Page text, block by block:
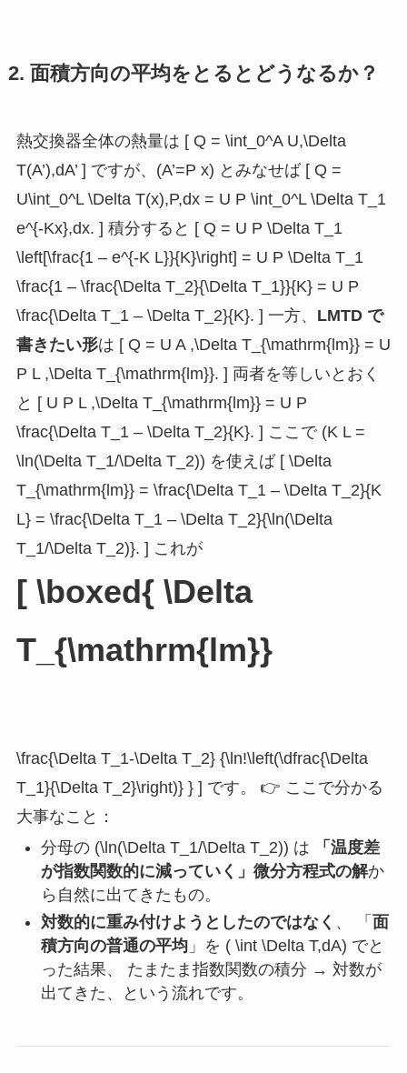
2. 面積方向の平均をとるとどうなるか？
熱交換器全体の熱量は [ Q = \int_0^A U,\Delta
T(A’),dA’ ] ですが、(A’=P x) とみなせば [ Q =
U\int_0^L \Delta T(x),P,dx = U P \int_0^L \Delta T_1
e^{-Kx},dx. ] 積分すると [ Q = U P \Delta T_1
\left[\frac{1 – e^{-K L}}{K}\right] = U P \Delta T_1
\frac{1 – \frac{\Delta T_2}{\Delta T_1}}{K} = U P
\frac{\Delta T_1 – \Delta T_2}{K}. ] 一方、 LMTD で
書きたい形は [ Q = U A ,\Delta T_{\mathrm{lm}} = U
P L ,\Delta T_{\mathrm{lm}}. ] 両者を等しいとおく
と [ U P L ,\Delta T_{\mathrm{lm}} = U P
\frac{\Delta T_1 – \Delta T_2}{K}. ] ここで (K L =
\ln(\Delta T_1/\Delta T_2)) を使えば [ \Delta
T_{\mathrm{lm}} = \frac{\Delta T_1 – \Delta T_2}{K
L} = \frac{\Delta T_1 – \Delta T_2}{\ln(\Delta
T_1/\Delta T_2)}. ] これが
[ \boxed{ \Delta
T_{\mathrm{lm}}
\frac{\Delta T_1-\Delta T_2} {\ln!\left(\dfrac{\Delta
T_1}{\Delta T_2}\right)} } ] です。 👉 ここで分かる
大事なこと：
分母の (\ln(\Delta T_1/\Delta T_2)) は
「温度差
が指数関数的に減っていく」微分方程式の解か
ら自然に出てきたもの。
対数的に重み付けようとしたのではなく 、 「 面
積方向の普通の平均」を ( \int \Delta T,dA) でと
った結果、 たまたま指数関数の積分 → 対数が
出てきた、という流れです。